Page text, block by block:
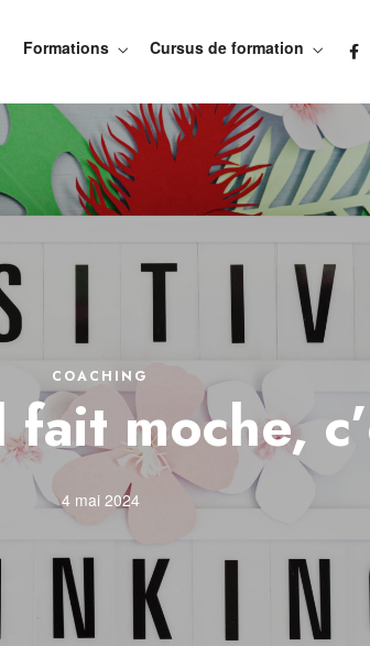
Formations Cursus de formation
COACHING
moche,
4 mai 2024